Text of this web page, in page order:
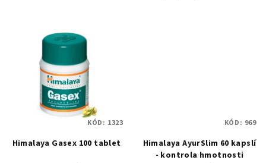
Himalaya Gasex 100 tablet
KÓD: 1323
Himalaya AyurSlim 60 kapslí
- kontrola hmotnosti
KÓD: 969